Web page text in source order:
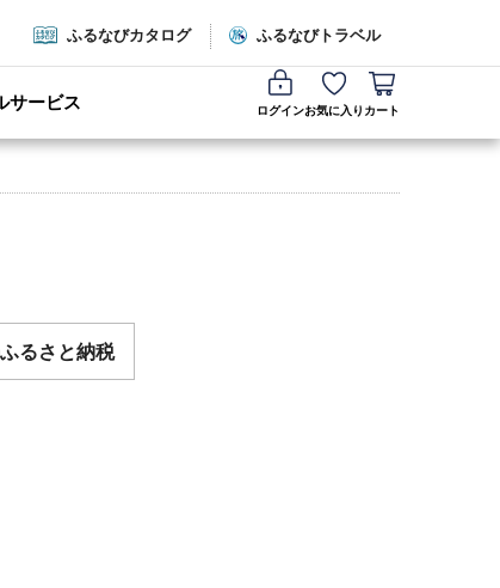
ふるなびカタログ ふるなびトラベル
サービス ログインお気に入り カート
るさと納税